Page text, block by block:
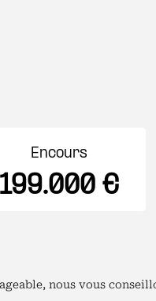
Encours
199.000 €
nous vous